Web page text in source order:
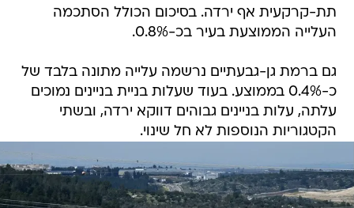
תת-קרקעית אף ירדה. בסיכום הכולל הסתכמה
העלייה הממוצעת בעיר בכ-0.8%.
גם ברמת גן-גבעתיים נרשמה עלייה מתונה בלבד של
כ-0.4% בממוצע. בעוד שעלות בניית בניינים נמוכים
עלתה, עלות בניינים גבוהים דווקא ירדה, ובשתי
הקטגוריות הנוספות לא חל שינוי.